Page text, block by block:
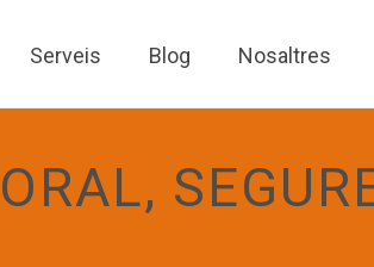
Serveis Blog Nosaltres